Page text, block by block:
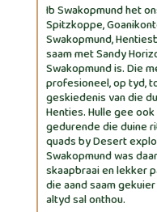
Ib Swakopmund het
Spitzkoppe,
Swakopmund,
saam met Sandy
Swakopmund is. Die
profesioneel, op tyd,
geskiedenis van die
Henties. Hulle gee
gedurende die duine
quads by Desert
Swakopmund was
skaapbraai en lekker
die aand saam
altyd sal onthou.